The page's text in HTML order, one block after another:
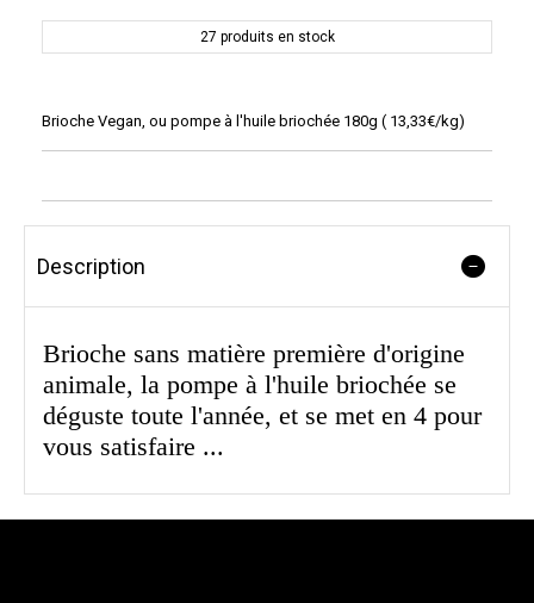
27 produits en stock
Brioche Vegan, ou pompe à l'huile briochée 180g ( 13,33€/kg)
Description
Brioche sans matière première d'origine
animale, la pompe à l'huile briochée se
déguste toute l'année, et se met en 4 pour
vous satisfaire ...